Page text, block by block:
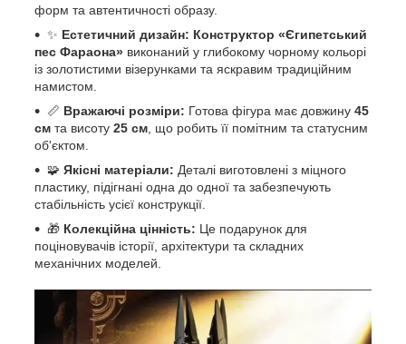
форм та автентичності образу.
✨ Естетичний дизайн: Конструктор «Єгипетський
пес Фараона» виконаний у глибокому чорному кольорі
із золотистими візерунками та яскравим традиційним
намистом.
📏 Вражаючі розміри: Готова фігура має довжину 45
см та висоту 25 см, що робить її помітним та статусним
об'єктом.
🧩 Якісні матеріали: Деталі виготовлені з міцного
пластику, підігнані одна до одної та забезпечують
стабільність усієї конструкції.
🎁 Колекційна цінність: Це подарунок для
поціновувачів історії, архітектури та складних
механічних моделей.